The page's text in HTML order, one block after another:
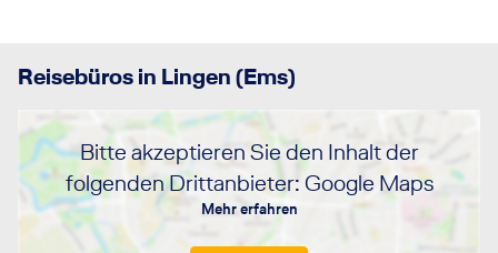
Reisebüros in Lingen (Ems)
Bitte akzeptieren Sie den Inhalt der
folgenden Drittanbieter: Google Maps
Mehr erfahren